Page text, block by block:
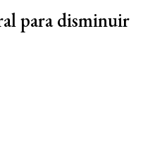
para disminuir